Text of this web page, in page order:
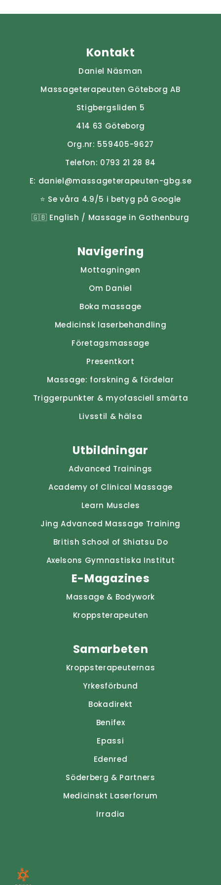
Kontakt
Daniel Näsman
Massageterapeuten Göteborg AB
Stigbergsliden 5
414 63 Göteborg
Org.nr: 559405-9627
Telefon: 0793 21 28 84
E: daniel@massageterapeuten-gbg.se
⭐ Se våra 4.9/5 i betyg på Google
🇬🇧 English / Massage in Gothenburg
Navigering
Mottagningen
Om Daniel
Boka massage
Medicinsk laserbehandling
Företagsmassage
Presentkort
Massage: forskning & fördelar
Triggerpunkter & myofasciell smärta
Livsstil & hälsa
Utbildningar
Advanced Trainings
Academy of Clinical Massage
Learn Muscles
Jing Advanced Massage Training
British School of Shiatsu Do
Axelsons Gymnastiska Institut
E-Magazines
Massage & Bodywork
Kroppsterapeuten
Samarbeten
Kroppsterapeuternas
Yrkesförbund
Bokadirekt
Benifex
Epassi
Edenred
Söderberg & Partners
Medicinskt Laserforum
Irradia